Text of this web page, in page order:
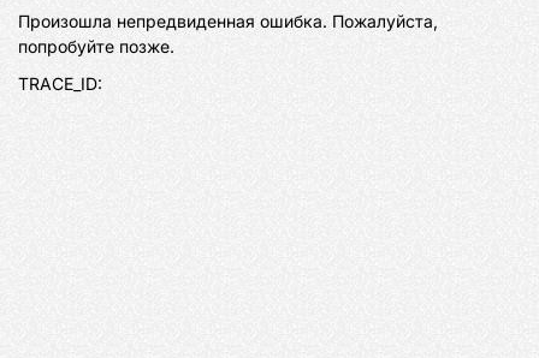
Произошла непредвиденная ошибка. Пожалуйста,
попробуйте позже.
TRACE_ID: